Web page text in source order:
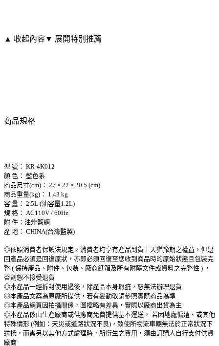
▲ 收起內容▼ 展開特別推薦
商品規格
型 號： KR-4K012
顏 色： 藍色系
商品尺寸(cm)： 27 × 22 × 20.5 (cm)
商品重量(kg)： 1.43 kg
容 量： 2.5L (油容量1.2L)
規 格： AC110V / 60Hz
附 件：油炸籃網
產 地： CHINA(台灣監製)
◎依照消費者保護法規定，消費者均享有產品到貨十天猶豫期之權益，但退
回產品必須是回復原狀，亦即必須回復至您收到商品時的原始狀態且包裝完
整 ( 保持產品、附件、包裝、廠商紙箱及所有附隨文件或資料之完整性 ) ，
否則恕不接受退貨
◎本產品一經拆封使用過後，除產品本身瑕疵，恕無法辦理退貨
◎本產品文案為原廠所提供，若有變動敬請參照實際商品為準
◎本產品網頁因拍攝關係，圖檔略有差異，實際以廠商出貨為主
◎本產品係由生產廠商或供應商免費提供基本運送， 若因地處偏遠、或其他
特殊情形 (例如：天災或道路狀況不良)，致使所物流車輛無法於正常狀況下
送抵，而需另以其他方式處理時，所衍生之費用，須由訂購人自行支付供貨
廠商